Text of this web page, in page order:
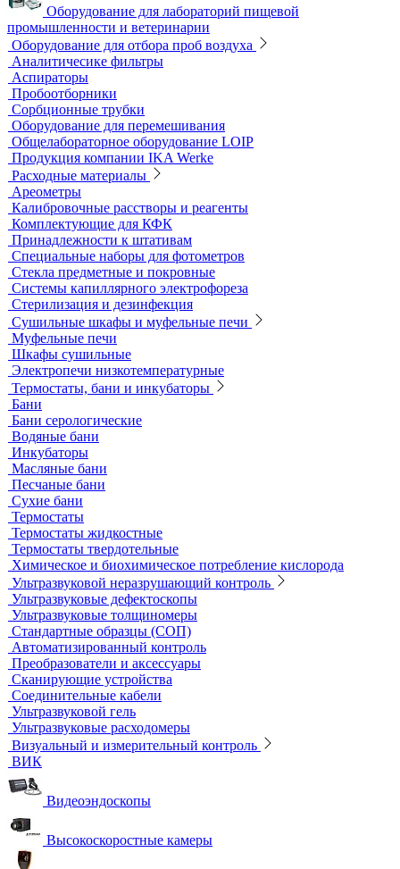
Тест-комплекты
Нагревательные устройства
Колбонагреватели
Нагревательные плиты
Песчаные бани
Оборудование для лабораторий пищевой
промышленности и ветеринарии
Оборудование для отбора проб воздуха
Аналитичесике фильтры
Аспираторы
Пробоотборники
Сорбционные трубки
Оборудование для перемешивания
Общелабораторное оборудование LOIP
Продукция компании IKA Werke
Расходные материалы
Ареометры
Калибровочные расстворы и реагенты
Комплектующие для КФК
Принадлежности к штативам
Специальные наборы для фотометров
Стекла предметные и покровные
Системы капиллярного электрофореза
Стерилизация и дезинфекция
Сушильные шкафы и муфельные печи
Муфельные печи
Шкафы сушильные
Электропечи низкотемпературные
Термостаты, бани и инкубаторы
Бани
Бани серологические
Водяные бани
Инкубаторы
Масляные бани
Песчаные бани
Сухие бани
Термостаты
Термостаты жидкостные
Термостаты твердотельные
Химическое и биохимическое потребление кислорода
Ультразвуковой неразрушающий контроль
Ультразвуковые дефектоскопы
Ультразвуковые толщиномеры
Стандартные образцы (СОП)
Автоматизированный контроль
Преобразователи и аксессуары